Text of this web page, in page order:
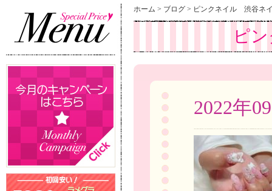
ホーム > ブログ > ピンクネイル 渋谷ネ
ピ
2022年